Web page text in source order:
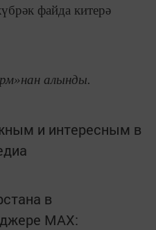
файда китерә
алынды.
и интересным в
в
MАХ: